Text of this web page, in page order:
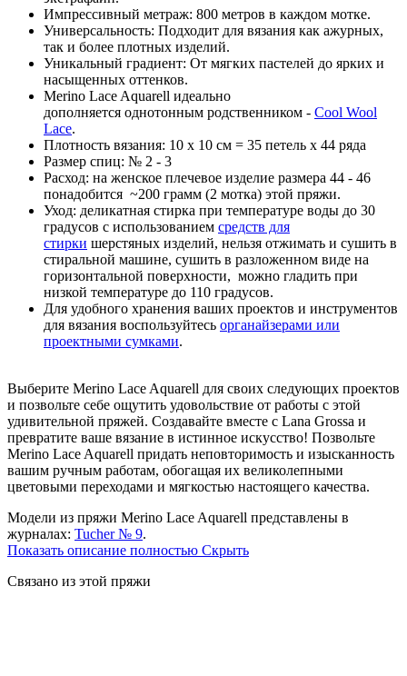
Импрессивный метраж: 800 метров в каждом мотке.
Универсальность: Подходит для вязания как ажурных,
так и более плотных изделий.
Уникальный градиент: От мягких пастелей до ярких и
насыщенных оттенков.
Merino Lace Aquarell идеально
дополняется однотонным родственником - Cool Wool
Lace.
Плотность вязания: 10 х 10 см = 35 петель х 44 ряда
Размер спиц: № 2 - 3
Расход: на женское плечевое изделие размера 44 - 46
понадобится ~200 грамм (2 мотка) этой пряжи.
Уход: деликатная стирка при температуре воды до 30
градусов с использованием средств для
стирки шерстяных изделий, нельзя отжимать и сушить в
стиральной машине, сушить в разложенном виде на
горизонтальной поверхности, можно гладить при
низкой температуре до 110 градусов.
Для удобного хранения ваших проектов и инструментов
для вязания воспользуйтесь органайзерами или
проектными сумками.
Выберите Merino Lace Aquarell для своих следующих проектов
и позвольте себе ощутить удовольствие от работы с этой
удивительной пряжей. Создавайте вместе с Lana Grossa и
превратите ваше вязание в истинное искусство! Позвольте
Merino Lace Aquarell придать неповторимость и изысканность
вашим ручным работам, обогащая их великолепными
цветовыми переходами и мягкостью настоящего качества.
Модели из пряжи Merino Lace Aquarell представлены в
журналах: Tucher № 9.
Показать описание полностью Скрыть
Связано из этой пряжи